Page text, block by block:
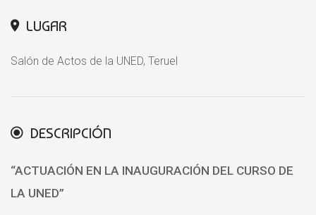
LUGAR
Salón de Actos de la UNED, Teruel
DESCRIPCIÓN
“ACTUACIÓN EN LA INAUGURACIÓN DEL CURSO DE
LA UNED”